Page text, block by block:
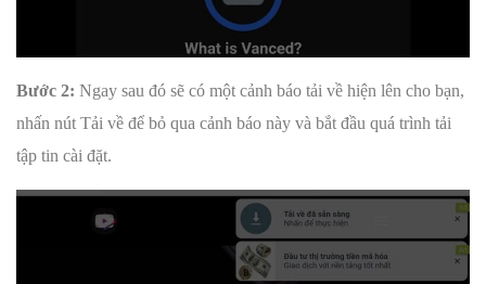
Bước 2: Ngay sau đó sẽ có một cảnh báo tải về hiện lên cho bạn,
nhấn nút Tải về để bỏ qua cảnh báo này và bắt đầu quá trình tải
tập tin cài đặt.